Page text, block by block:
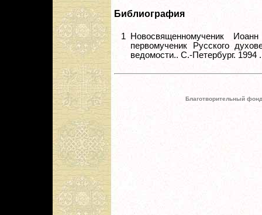
Библиография
1
Новосвященномученик
первомученик Русского
ведомости.. С.-Петербург. 1994
Благотворительный